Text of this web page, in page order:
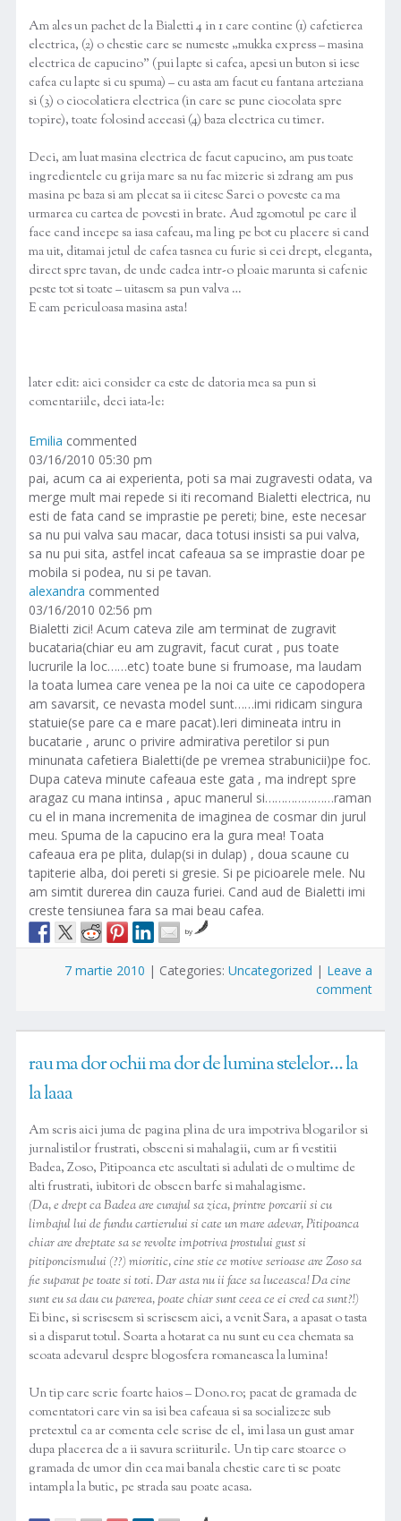
Am ales un pachet de la Bialetti 4 in 1 care contine (1) cafetierea
electrica, (2) o chestie care se numeste „mukka express – masina
electrica de capucino” (pui lapte si cafea, apesi un buton si iese
cafea cu lapte si cu spuma) – cu asta am facut eu fantana arteziana
si (3) o ciocolatiera electrica (in care se pune ciocolata spre
topire), toate folosind aceeasi (4) baza electrica cu timer.
Deci, am luat masina electrica de facut capucino, am pus toate
ingredientele cu grija mare sa nu fac mizerie si zdrang am pus
masina pe baza si am plecat sa ii citesc Sarei o poveste ca ma
urmarea cu cartea de povesti in brate. Aud zgomotul pe care il
face cand incepe sa iasa cafeau, ma ling pe bot cu placere si cand
ma uit, ditamai jetul de cafea tasnea cu furie si cei drept, eleganta,
direct spre tavan, de unde cadea intr-o ploaie marunta si cafenie
peste tot si toate – uitasem sa pun valva …
E cam periculoasa masina asta!
later edit: aici consider ca este de datoria mea sa pun si
comentariile, deci iata-le:
Emilia commented
03/16/2010 05:30 pm
pai, acum ca ai experienta, poti sa mai zugravesti odata, va
merge mult mai repede si iti recomand Bialetti electrica, nu
esti de fata cand se imprastie pe pereti; bine, este necesar
sa nu pui valva sau macar, daca totusi insisti sa pui valva,
sa nu pui sita, astfel incat cafeaua sa se imprastie doar pe
mobila si podea, nu si pe tavan.
alexandra commented
03/16/2010 02:56 pm
Bialetti zici! Acum cateva zile am terminat de zugravit
bucataria(chiar eu am zugravit, facut curat , pus toate
lucrurile la loc……etc) toate bune si frumoase, ma laudam
la toata lumea care venea pe la noi ca uite ce capodopera
am savarsit, ce nevasta model sunt……imi ridicam singura
statuie(se pare ca e mare pacat).Ieri dimineata intru in
bucatarie , arunc o privire admirativa peretilor si pun
minunata cafetiera Bialetti(de pe vremea strabunicii)pe foc.
Dupa cateva minute cafeaua este gata , ma indrept spre
aragaz cu mana intinsa , apuc manerul si…………………raman
cu el in mana incremenita de imaginea de cosmar din jurul
meu. Spuma de la capucino era la gura mea! Toata
cafeaua era pe plita, dulap(si in dulap) , doua scaune cu
tapiterie alba, doi pereti si gresie. Si pe picioarele mele. Nu
am simtit durerea din cauza furiei. Cand aud de Bialetti imi
creste tensiunea fara sa mai beau cafea.
by
7 martie 2010 | Categories:Uncategorized | Leave a
comment
rau ma dor ochii ma dor de lumina stelelor… la
la laaa
Am scris aici juma de pagina plina de ura impotriva blogarilor si
jurnalistilor frustrati, obsceni si mahalagii, cum ar fi vestitii
Badea, Zoso, Pitipoanca etc ascultati si adulati de o multime de
alti frustrati, iubitori de obscen barfe si mahalagisme.
(Da, e drept ca Badea are curajul sa zica, printre porcarii si cu
limbajul lui de fundu cartierului si cate un mare adevar, Pitipoanca
chiar are dreptate sa se revolte impotriva prostului gust si
pitiponcismului (??) mioritic, cine stie ce motive serioase are Zoso sa
fie suparat pe toate si toti. Dar asta nu ii face sa luceasca! Da cine
sunt eu sa dau cu parerea, poate chiar sunt ceea ce ei cred ca sunt?!)
Ei bine, si scrisesem si scrisesem aici, a venit Sara, a apasat o tasta
si a disparut totul. Soarta a hotarat ca nu sunt eu cea chemata sa
scoata adevarul despre blogosfera romaneasca la lumina!
Un tip care scrie foarte haios – Dono.ro; pacat de gramada de
comentatori care vin sa isi bea cafeaua si sa socializeze sub
pretextul ca ar comenta cele scrise de el, imi lasa un gust amar
dupa placerea de a ii savura scriiturile. Un tip care stoarce o
gramada de umor din cea mai banala chestie care ti se poate
intampla la butic, pe strada sau poate acasa.